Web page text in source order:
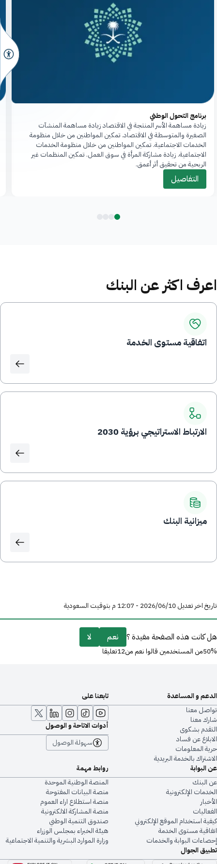
برنامج التحول الوطني
زيادة مساهمة الأسر المنتجة في الاقتصاد زيادة مساهمة المنشآت
الصغيرة والمتوسطة في الاقتصاد. تمكين المواطنين من خلال منظومة
الخدمات الاجتماعية. تمكين المواطنين من خلال منظومة الخدمات
الاجتماعية. زيادة مشاركة المرأة في سوق العمل. تمكين المنظمات غير
الربحية من تحقيق أثر أعمق.
التفاصيل
اعرف اكثر عن البنك
اتفاقية مستوى الخدمة
الارتباط الاستراتيجي برؤية 2030
ميزانية البنك
تاريخ اخر تعديل 10‏/06‏/2026 - 12:07 م بتوقيت السعودية
هل كانت هذه الصفحة مفيدة ؟ نعم لا
50%من المستخدمين قالوا نعم من12تعليقا
عن البوابة
عن البنك
الخدمات الإلكترونية
الأخبار
الفعاليات
كيفية استخدام الموقع الإلكتروني
اتفاقية مستوى الخدمة
إحصاءات البوابة والخدمات
روابط مهمة
المنصة الوطنية الموحدة
منصة البيانات المفتوحة
منصة استطلاع اراء العموم
منصة المشاركة الالكترونية
صندوق التنمية الوطني
هيئة الخبراء بمجلس الوزراء
وزارة الموارد البشرية والتنمية الاجتماعية
الدعم و المساعدة
تواصل معنا
شارك معنا
التقدم بشكوى
الابلاغ عن فساد
حرية المعلومات
الاشتراك بالخدمة البريدية
تابعنا على
أدوات الاتاحة و الوصول
سهولة الوصول
تطبيق الجوال